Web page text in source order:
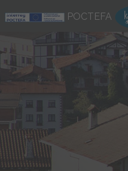
POCTEFA